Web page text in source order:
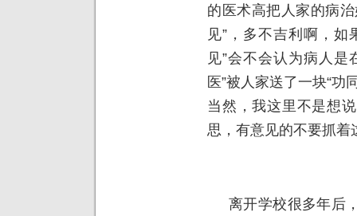
的医术高把人家的病
见”，多不吉利啊，如
见”会不会认为病人是
医”被人家送了一块“功
当然，我这里不是想
思，有意见的不要抓着
离开学校很多年后